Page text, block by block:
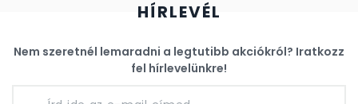
HÍRLEVÉL
Nem szeretnél lemaradni a legtutibb akciókról? Iratkozz
fel hírlevelünkre!